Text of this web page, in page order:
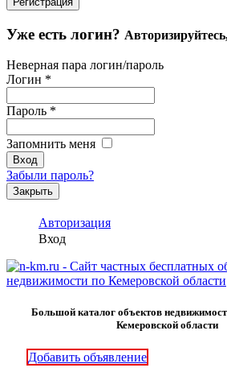
Уже есть логин?
Неверная пара логин/пароль
Логин *
Пароль *
Запомнить меня
Забыли пароль?
Закрыть
Авторизация
Вход
Большой каталог объектов
Кемеровской области
Добавить объявление